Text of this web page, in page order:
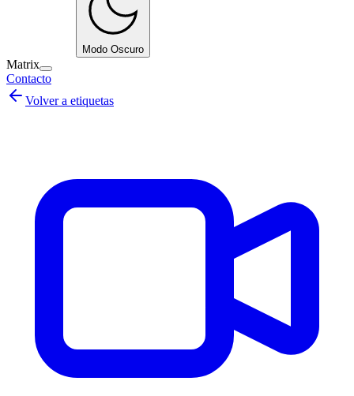
Modo Oscuro
Matrix
Contacto
Volver a etiquetas